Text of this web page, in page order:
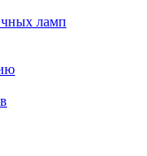
ламп